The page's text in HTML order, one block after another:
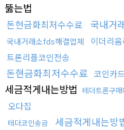
뚫는법
돈현금화최저수수료 국내거
국내거래소fds해결업체 이더리
트론리플코인전송
돈현금화최저수수료 코인카
세금적게내는방법 테더트론구매
오다집
테더코인송금 세금적게내는방